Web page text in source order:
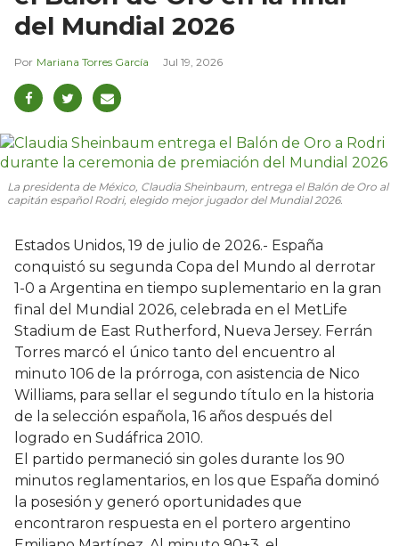
del Mundial 2026
Mariana Torres García Jul 19, 2026
La presidenta de México, Claudia Sheinbaum, entrega el Balón de Oro al
capitán español Rodri, elegido mejor jugador del Mundial 2026.
Estados Unidos, 19 de julio de 2026.- España
conquistó su segunda Copa del Mundo al derrotar
1-0 a Argentina en tiempo suplementario en la gran
final del Mundial 2026, celebrada en el MetLife
Stadium de East Rutherford, Nueva Jersey. Ferrán
Torres marcó el único tanto del encuentro al
minuto 106 de la prórroga, con asistencia de Nico
Williams, para sellar el segundo título en la historia
de la selección española, 16 años después del
logrado en Sudáfrica 2010.
El partido permaneció sin goles durante los 90
minutos reglamentarios, en los que España dominó
la posesión y generó oportunidades que
encontraron respuesta en el portero argentino